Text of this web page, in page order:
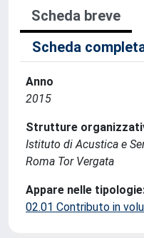
Scheda breve
Scheda
Anno
2015
Strutture
Istituto di Acustica e
Roma Tor Vergata
Appare nelle
02.01 Contributo in